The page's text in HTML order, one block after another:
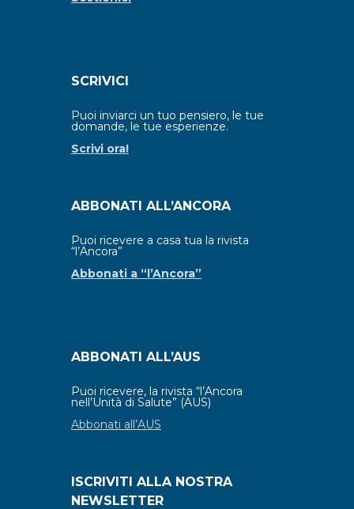
SCRIVICI
Puoi inviarci un tuo pensiero, le tue
domande, le tue esperienze.
Scrivi ora!
ABBONATI ALL’ANCORA
Puoi ricevere a casa tua la rivista
“l’Ancora”
Abbonati a “l’Ancora”
ABBONATI ALL’AUS
Puoi ricevere, la rivista “l’Ancora
nell’Unità di Salute” (AUS)
Abbonati all’AUS
ISCRIVITI ALLA NOSTRA
NEWSLETTER